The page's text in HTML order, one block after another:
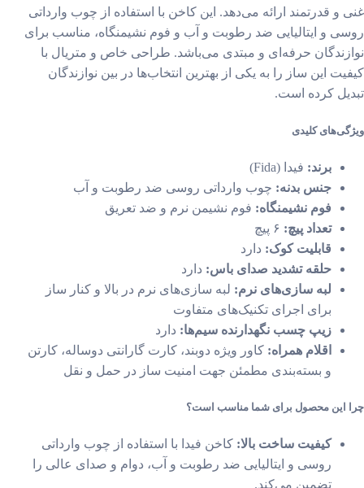
و قدرتمند ارائه می‌دهد. این کاخن با استفاده از چوب وارداتی
و ایتالیایی ضد رطوبت و آب و فوم نشیمنگاه، مناسب برای
حرفه‌ای و مبتدی می‌باشد. طراحی خاص و متریال با
این ساز را به یکی از بهترین انتخاب‌ها در بین نوازندگان
کرده است.
کلیدی
برند: فیدا (Fida)
جنس بدنه:چوب وارداتی روسی ضد رطوبت و آب
فوم نشیمنگاه:فوم نشیمن نرم و ضد تعریق
تعداد پیچ:۶ پیچ
قابلیت کوک:دارد
حلقه تشدید صدای باس:دارد
لبه سازی‌های نرم: لبه سازی‌های نرم در بالا و کنار ساز
برای اجرای تکنیک‌های متفاوت
زیپ چسب نگهدارنده سیم‌ها:دارد
اقلام همراه: کاور ویژه دوبند، کارت گارانتی دوساله، کارتن
و بسته‌بندی مطمئن جهت امنیت ساز در حمل و نقل
این محصول برای شما مناسب است؟
کیفیت ساخت بالا:کاخن فیدا با استفاده از چوب وارداتی
روسی و ایتالیایی ضد رطوبت و آب، دوام و صدای عالی را
تضمین می‌کند.